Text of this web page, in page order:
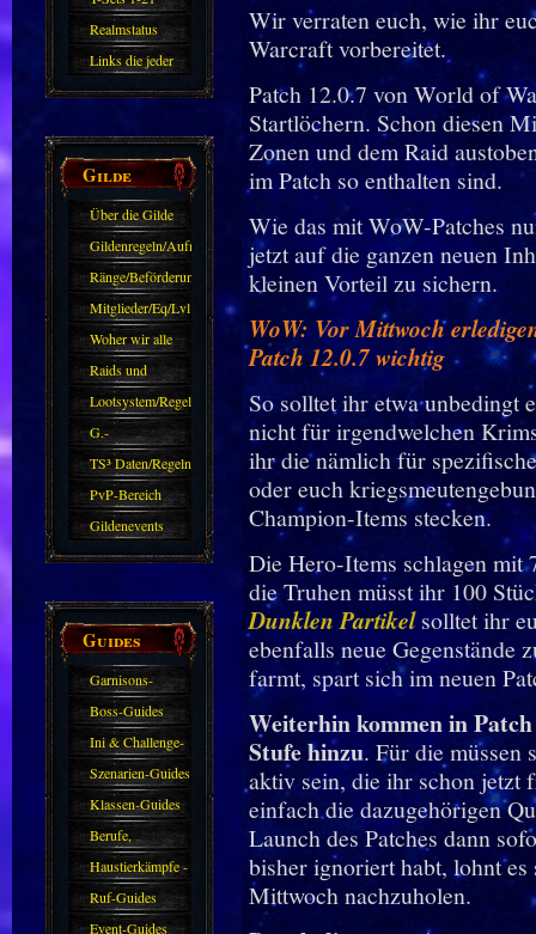
Realmstatus
Links die jeder
kennen sollte?!
Gilde
Über die Gilde
(DAW)
Gildenregeln/Aufnahme
Ränge/Beförderungen
Mitglieder/Eq/Lvl
Woher wir alle
kommen.
Raids und
Zubehör
Lootsystem/Regeln
G.-
Sparkasse/Goldleihen
TS³ Daten/Regeln
PvP-Bereich
Gildenevents
Guides
Garnisons-
Guides
Boss-Guides
Ini & Challenge-
Guides
Szenarien-Guides
Klassen-Guides
Berufe,
Farmkarten und
Haustiere
Haustierkämpfe -
Guide
Ruf-Guides
Event-Guides
Wir verraten euch, wie ihr
Warcraft vorbereitet.
Patch 12.0.7 von World of
Startlöchern. Schon diesen
Zonen und dem Raid
im Patch so enthalten sind.
Wie das mit WoW-Patches
jetzt auf die ganzen neuen
kleinen Vorteil zu sichern.
WoW: Vor Mittwoch
Patch 12.0.7 wichtig
So solltet ihr etwa unbedingt
nicht für irgendwelchen
ihr die nämlich für
oder euch
Champion-Items stecken.
Die Hero-Items schlagen mit
die Truhen müsst ihr 100
Dunklen Partikelsolltet ihr
ebenfalls neue Gegenstände
farmt, spart sich im neuen
Weiterhin kommen in
Stufe hinzu. Für die müssen
aktiv sein, die ihr schon jetzt
einfach die dazugehörigen
Launch des Patches dann
bisher ignoriert habt, lohnt
Mittwoch nachzuholen.